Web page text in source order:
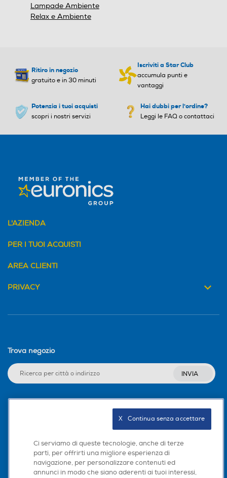
Lampade Ambiente
Relax e Ambiente
Ritiro in negozio
gratuito e in 30 minuti
Iscriviti a Star Club
accumula punti e
vantaggi
Potenzia i tuoi acquisti
scopri i nostri servizi
Hai dubbi per l'ordine?
Leggi le FAQ o contattaci
L'AZIENDA
PER I TUOI ACQUISTI
AREA CLIENTI
PRIVACY
Trova negozio
INVIA
Scarica la nostra app
Ci serviamo di queste tecnologie, anche di terze
parti, per offrirti una migliore esperienza di
navigazione, per personalizzare contenuti ed
annunci in modo che siano aderenti ai tuoi interessi,
X   Continua senza accettare